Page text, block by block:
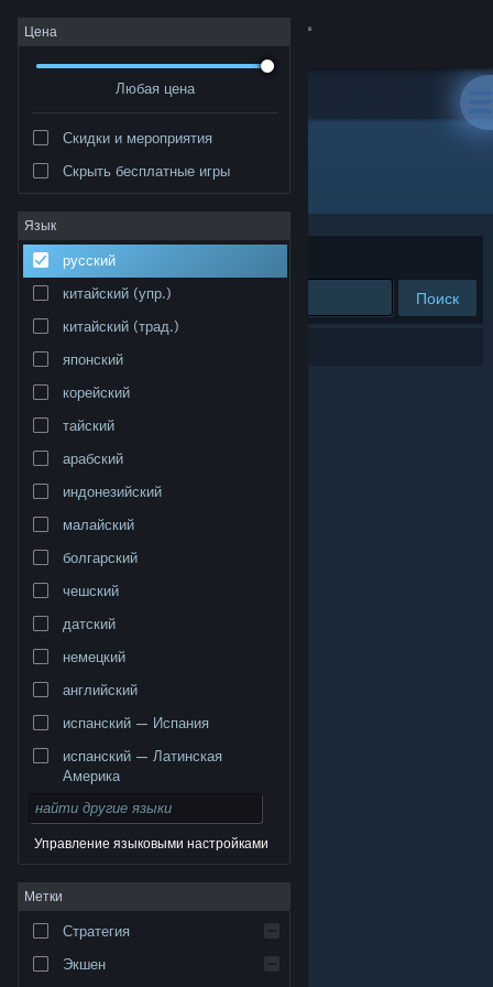
Войти
Сообщество
Информация
Поддержка
Изменить язык
Полная версия
© Valve Corporation. Все права сохранены. Все
торговые марки являются собственностью
Правовая информация
Соглашение подписчика Steam
Файлы cookie
Цена
Любая цена
Скидки и мероприятия
Скрыть бесплатные игры
Язык
русский
китайский (упр.)
китайский (трад.)
японский
корейский
тайский
арабский
индонезийский
малайский
болгарский
чешский
датский
немецкий
английский
испанский — Испания
испанский — Латинская
Америка
Управление языковыми настройками
Метки
Стратегия
Экшен
Разработчик: STUDIO PIERROT
Сортировать по
Поиск